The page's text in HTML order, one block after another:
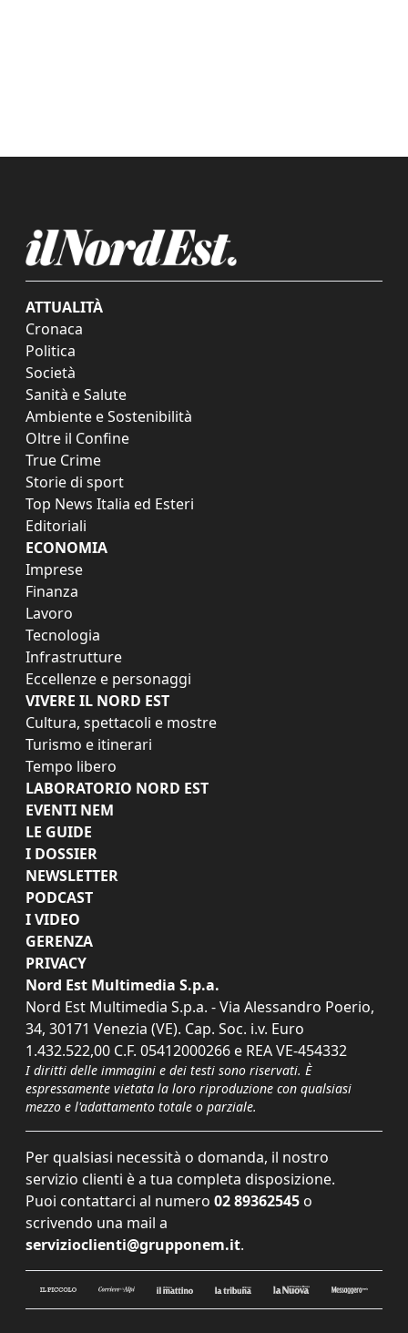
ATTUALITÀ
Cronaca
Politica
Società
Sanità e Salute
Ambiente e Sostenibilità
Oltre il Confine
True Crime
Storie di sport
Top News Italia ed Esteri
Editoriali
ECONOMIA
Imprese
Finanza
Lavoro
Tecnologia
Infrastrutture
Eccellenze e personaggi
VIVERE IL NORD EST
Cultura, spettacoli e mostre
Turismo e itinerari
Tempo libero
LABORATORIO NORD EST
EVENTI NEM
LE GUIDE
I DOSSIER
NEWSLETTER
PODCAST
I VIDEO
GERENZA
PRIVACY
Nord Est Multimedia S.p.a.
Nord Est Multimedia S.p.a. - Via Alessandro Poerio,
34, 30171 Venezia (VE). Cap. Soc. i.v. Euro
1.432.522,00 C.F. 05412000266 e REA VE-454332
I diritti delle immagini e dei testi sono riservati. È
espressamente vietata la loro riproduzione con qualsiasi
mezzo e l'adattamento totale o parziale.
Per qualsiasi necessità o domanda, il nostro
servizio clienti è a tua completa disposizione.
Puoi contattarci al numero 02 89362545 o
scrivendo una mail a
servizioclienti@grupponem.it.